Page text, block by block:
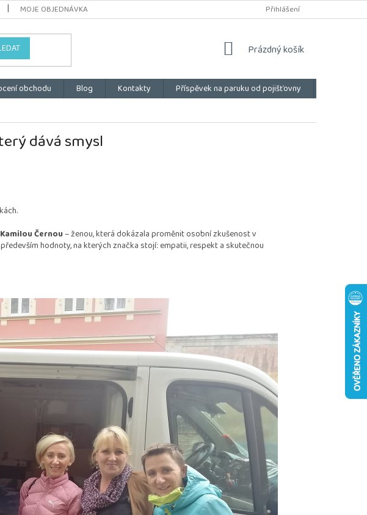
MOJE OBJEDNÁVKA Přihlášení
NÁKUPNÍ
Prázdný košík
obchodu Blog Kontakty Příspěvek na paruku od pojišťovny
dává smysl
Kamilou Černou– ženou, která dokázala proměnit osobní zkušenost v
hodnoty, na kterých značka stojí: empatii, respekt a skutečnou